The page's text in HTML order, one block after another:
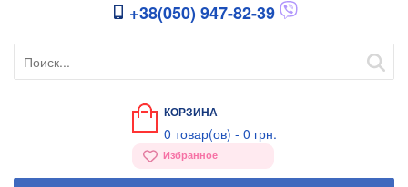
+38(050) 947-82-39
КОРЗИНА
0 товар(ов) - 0 грн.
Избранное